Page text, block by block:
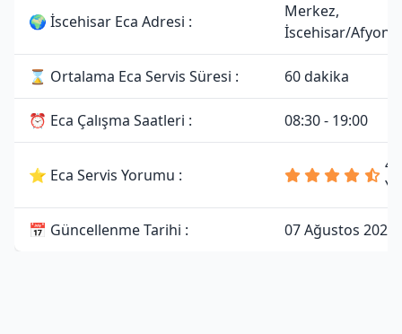
🌍 İscehisar Eca Adresi :
Merkez,
İscehisar/
⌛ Ortalama Eca Servis Süresi : 60 dakika
⏰ Eca Çalışma Saatleri : 08:30 - 19:00
⭐ Eca Servis Yorumu :
📅 Güncellenme Tarihi : 07 Ağustos 2026